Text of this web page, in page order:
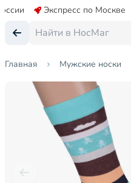
Экспресс по Москве
Главная Мужские носки